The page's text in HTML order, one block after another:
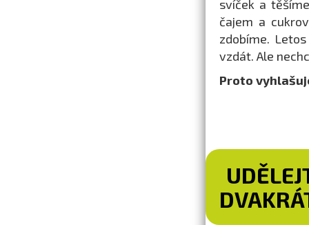
svíček a
čajem a
zdobíme.
vzdát. Ale
Proto